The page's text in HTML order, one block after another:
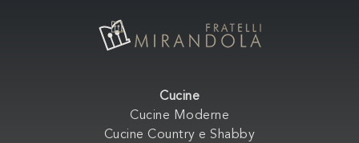
Cucine
Cucine Moderne
Cucine Country e Shabby